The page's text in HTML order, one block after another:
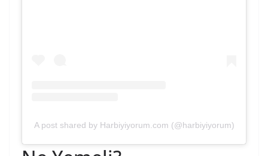
A post shared by Harbiyiyorum.com (@harbiyiyorum)